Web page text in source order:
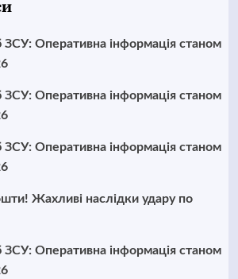
ЗСУ: Оперативна інформація станом
ЗСУ: Оперативна інформація станом
ЗСУ: Оперативна інформація станом
Жахливі наслідки удару по
ЗСУ: Оперативна інформація станом